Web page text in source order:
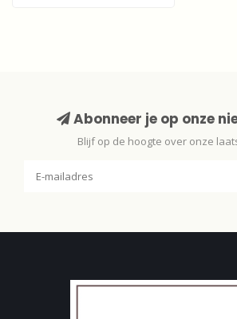
Abonneer je op onze
Blijf op de hoogte over onze